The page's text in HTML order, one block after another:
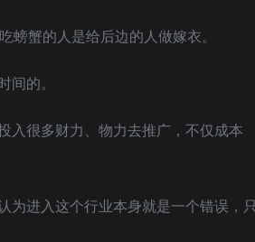
蟹的人是给后边的人做嫁衣。
的。
入很多财力、物力去推广，不仅成本
为进入这个行业本身就是一个错误，